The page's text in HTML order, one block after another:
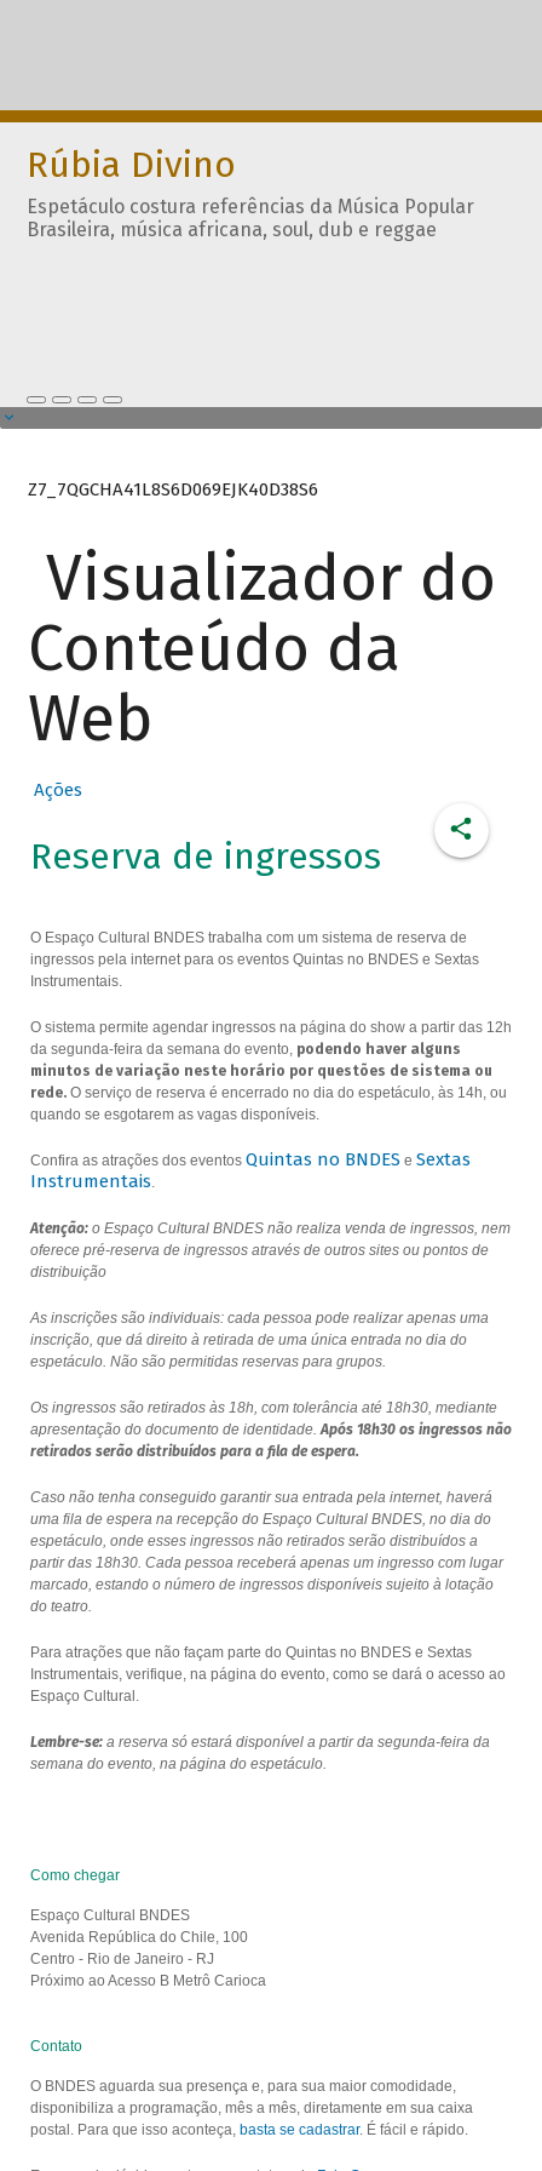
Rúbia Divino
Espetáculo costura referências da Música Popular
Brasileira, música africana, soul, dub e reggae
Z7_7QGCHA41L8S6D069EJK40D38S6
Visualizador do
Conteúdo da
Web
Ações
Reserva de ingressos
O Espaço Cultural BNDES trabalha com um sistema de reserva de
ingressos pela internet para os eventos Quintas no BNDES e Sextas
Instrumentais.
O sistema permite agendar ingressos na página do show a partir das 12h
da segunda-feira da semana do evento, podendo haver alguns
minutos de variação neste horário por questões de sistema ou
rede.O serviço de reserva é encerrado no dia do espetáculo, às 14h, ou
quando se esgotarem as vagas disponíveis.
Confira as atrações dos eventos Quintas no BNDES e Sextas
Instrumentais.
Atenção:o Espaço Cultural BNDES não realiza venda de ingressos, nem
oferece pré-reserva de ingressos através de outros sites ou pontos de
distribuição
As inscrições são individuais: cada pessoa pode realizar apenas uma
inscrição, que dá direito à retirada de uma única entrada no dia do
espetáculo. Não são permitidas reservas para grupos.
Os ingressos são retirados às 18h, com tolerância até 18h30, mediante
apresentação do documento de identidade.Após 18h30 os ingressos não
retirados serão distribuídos para a fila de espera.
Caso não tenha conseguido garantir sua entrada pela internet, haverá
uma fila de espera na recepção do Espaço Cultural BNDES, no dia do
espetáculo, onde esses ingressos não retirados serão distribuídos a
partir das 18h30. Cada pessoa receberá apenas um ingresso com lugar
marcado, estando o número de ingressos disponíveis sujeito à lotação
do teatro.
Para atrações que não façam parte do Quintas no BNDES e Sextas
Instrumentais, verifique, na página do evento, como se dará o acesso ao
Espaço Cultural.
Lembre-se:a reserva só estará disponível a partir da segunda-feira da
semana do evento, na página do espetáculo.
Como chegar
Espaço Cultural BNDES
Avenida República do Chile, 100
Centro - Rio de Janeiro - RJ
Próximo ao Acesso B Metrô Carioca
Contato
O BNDES aguarda sua presença e, para sua maior comodidade,
disponibiliza a programação, mês a mês, diretamente em sua caixa
postal. Para que isso aconteça, basta se cadastrar. É fácil e rápido.